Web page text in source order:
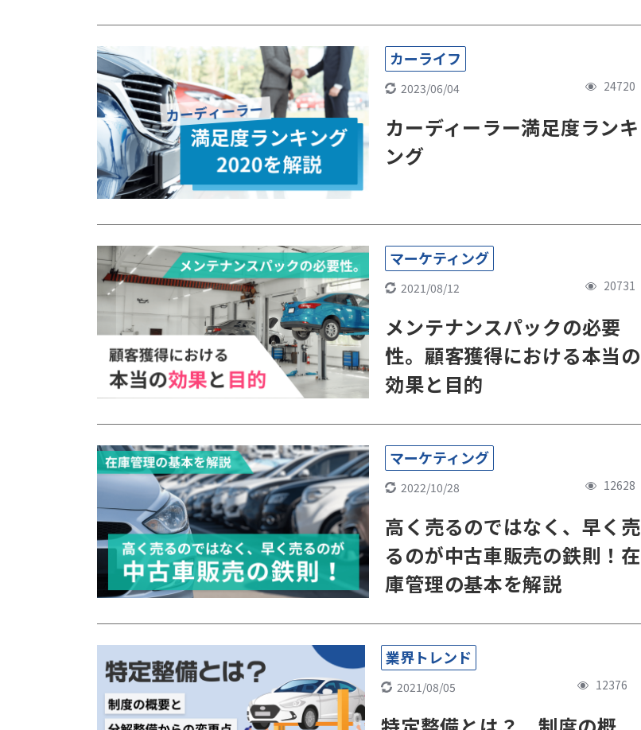
カーライフ
2023/06/04 24720
カーディーラー満足度ランキ
ング
マーケティング
2021/08/12 20731
メンテナンスパックの必要
性。顧客獲得における本当の
効果と目的
マーケティング
2022/10/28 12628
高く売るのではなく、早く売
るのが中古車販売の鉄則！在
庫管理の基本を解説
業界トレンド
2021/08/05 12376